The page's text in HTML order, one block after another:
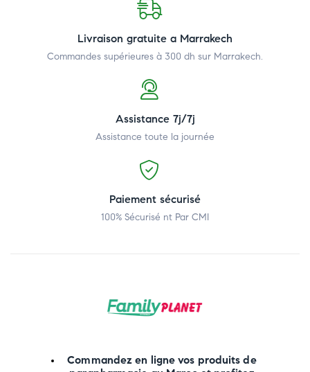
Livraison gratuite a Marrakech
Commandes supérieures à 300 dh sur Marrakech.
Assistance 7j/7j
Assistance toute la journée
Paiement sécurisé
100% Sécurisé nt Par CMI
Commandez en ligne vos produits de